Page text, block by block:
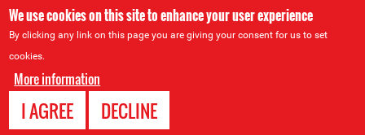
We use cookies on this site to enhance your user experience
By clicking any link on this page you are giving your consent for us to set
cookies.
More information
I AGREE DECLINE